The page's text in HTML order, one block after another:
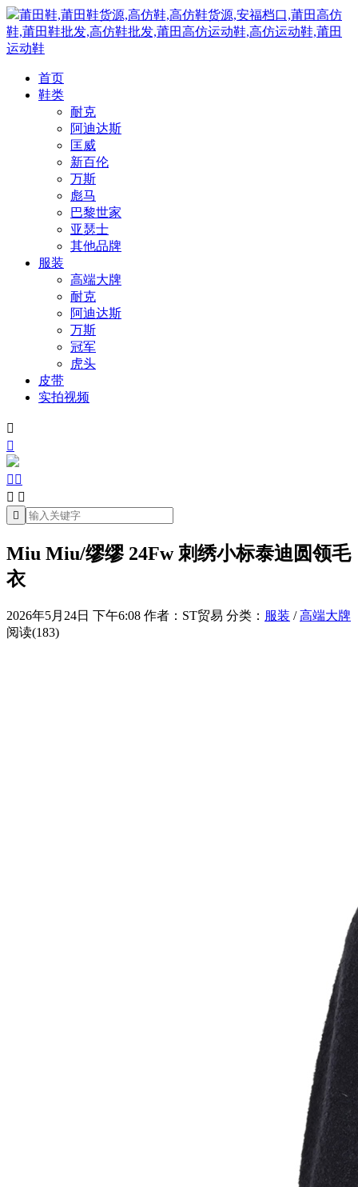
莆田鞋,莆田鞋货源,高仿鞋,高仿鞋货源,安福档口,莆田高仿
鞋,莆田鞋批发,高仿鞋批发,莆田高仿运动鞋,高仿运动鞋,莆田
运动鞋
首页
鞋类
耐克
阿迪达斯
匡威
新百伦
万斯
彪马
巴黎世家
亚瑟士
其他品牌
服装
高端大牌
耐克
阿迪达斯
万斯
冠军
虎头
皮带
实拍视频


 
 

Miu Miu/缪缪 24Fw 刺绣小标泰迪圆领毛
衣
2026年5月24日 下午6:08 作者：ST贸易 分类： 服装 /高端大牌
阅读(183)